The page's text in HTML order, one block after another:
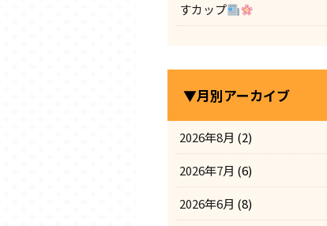
すカップ
▼月別アーカイブ
2026年8月 (2)
2026年7月 (6)
2026年6月 (8)